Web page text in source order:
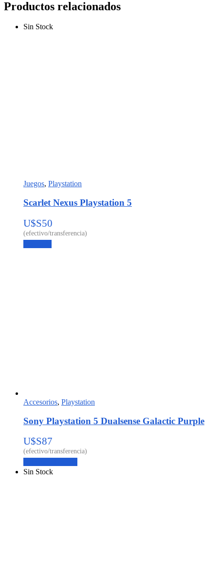
Productos relacionados
Sin Stock
Juegos, Playstation
Scarlet Nexus Playstation 5
U$S50
Accesorios, Playstation
Sony Playstation 5 Dualsense Galactic Purple
U$S87
Sin Stock